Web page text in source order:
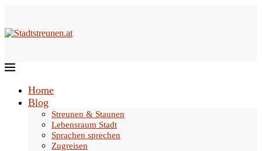
Home
Blog
Streunen & Staunen
Lebensraum Stadt
Sprachen sprechen
Zugreisen